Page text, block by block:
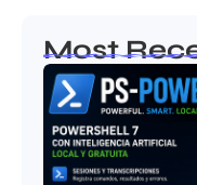
Most